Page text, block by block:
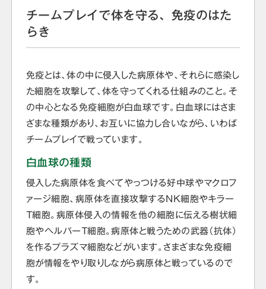
チームプレイで体を守る、免疫のはた
らき
免疫とは、体の中に侵入した病原体や、それらに感染し
た細胞を攻撃して、体を守ってくれる仕組みのこと。そ
の中心となる免疫細胞が白血球です。白血球にはさま
ざまな種類があり、お互いに協力し合いながら、いわば
チームプレイで戦っています。
白血球の種類
侵入した病原体を食べてやっつける好中球やマクロフ
ァージ細胞、病原体を直接攻撃するNK細胞やキラー
Ｔ細胞。病原体侵入の情報を他の細胞に伝える樹状細
胞やヘルパーＴ細胞。病原体と戦うための武器（抗体）
を作るプラズマ細胞などがいます。さまざまな免疫細
胞が情報をやり取りしながら病原体と戦っているので
す。